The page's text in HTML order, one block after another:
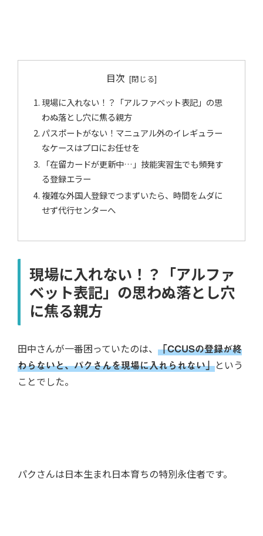
目次
現場に入れない！？「アルファベット表記」の思
わぬ落とし穴に焦る親方
パスポートがない！マニュアル外のイレギュラー
なケースはプロにお任せを
「在留カードが更新中…」技能実習生でも頻発す
る登録エラー
複雑な外国人登録でつまずいたら、時間をムダに
せず代行センターへ
現場に入れない！？「アルファ
ベット表記」の思わぬ落とし穴
に焦る親方
田中さんが一番困っていたのは、 「CCUSの登録が終
わらないと、パクさんを現場に入れられない」という
ことでした。
パクさんは日本生まれ日本育ちの特別永住者です。